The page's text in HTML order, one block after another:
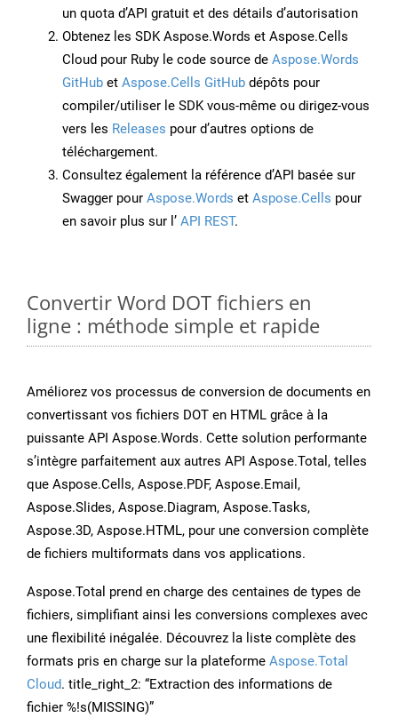
un quota d’API gratuit et des détails d’autorisation
Obtenez les SDK Aspose.Words et Aspose.Cells
Cloud pour Ruby le code source de Aspose.Words
GitHub et Aspose.Cells GitHub dépôts pour
compiler/utiliser le SDK vous-même ou dirigez-vous
vers les Releases pour d’autres options de
téléchargement.
Consultez également la référence d’API basée sur
Swagger pour Aspose.Words et Aspose.Cells pour
en savoir plus sur l’ API REST.
Convertir Word DOT fichiers en
ligne : méthode simple et rapide
Améliorez vos processus de conversion de documents en
convertissant vos fichiers DOT en HTML grâce à la
puissante API Aspose.Words. Cette solution performante
s’intègre parfaitement aux autres API Aspose.Total, telles
que Aspose.Cells, Aspose.PDF, Aspose.Email,
Aspose.Slides, Aspose.Diagram, Aspose.Tasks,
Aspose.3D, Aspose.HTML, pour une conversion complète
de fichiers multiformats dans vos applications.
Aspose.Total prend en charge des centaines de types de
fichiers, simplifiant ainsi les conversions complexes avec
une flexibilité inégalée. Découvrez la liste complète des
formats pris en charge sur la plateforme Aspose.Total
Cloud. title_right_2: “Extraction des informations de
fichier %!s(MISSING)”